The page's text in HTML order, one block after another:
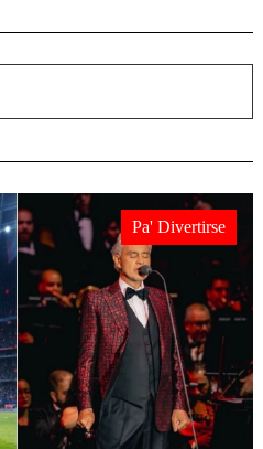
Pa' Divertirse